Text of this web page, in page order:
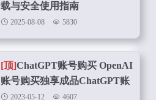
载与安全使用指南
2025-08-08 5830
[顶]ChatGPT账号购买 OpenAI
账号购买独享成品ChatGPT账
号在线购买
2023-05-12 4607